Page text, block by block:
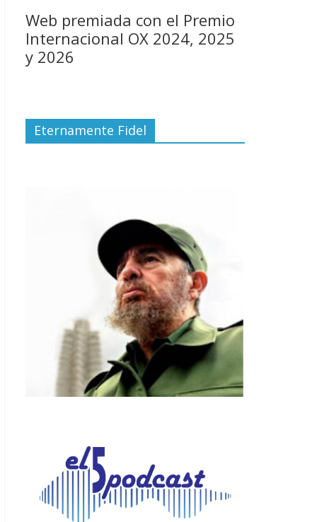
Web premiada con el Premio
Internacional OX 2024, 2025
y 2026
Eternamente Fidel